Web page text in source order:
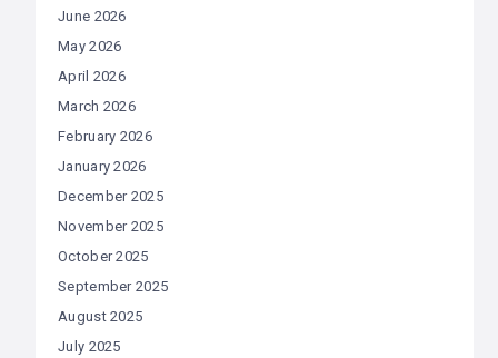
June 2026
May 2026
April 2026
March 2026
February 2026
January 2026
December 2025
November 2025
October 2025
September 2025
August 2025
July 2025